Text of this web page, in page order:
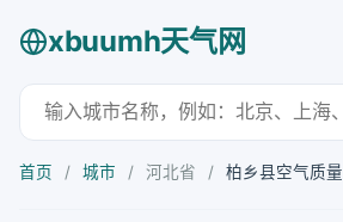
xbuumh天气网
首页 / 城市 / 河北省 / 柏乡县空气质量